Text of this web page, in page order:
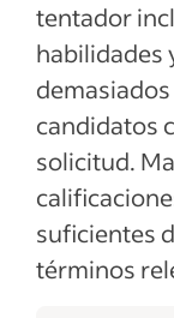
tentador
habilidades
candidatos
solicitud.
suficientes
términos